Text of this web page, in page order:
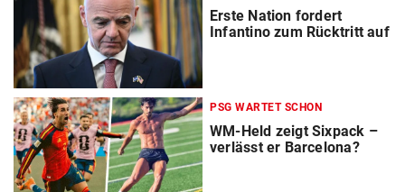
Erste Nation fordert
Infantino zum Rücktritt auf
PSG WARTET SCHON
WM-Held zeigt Sixpack –
verlässt er Barcelona?